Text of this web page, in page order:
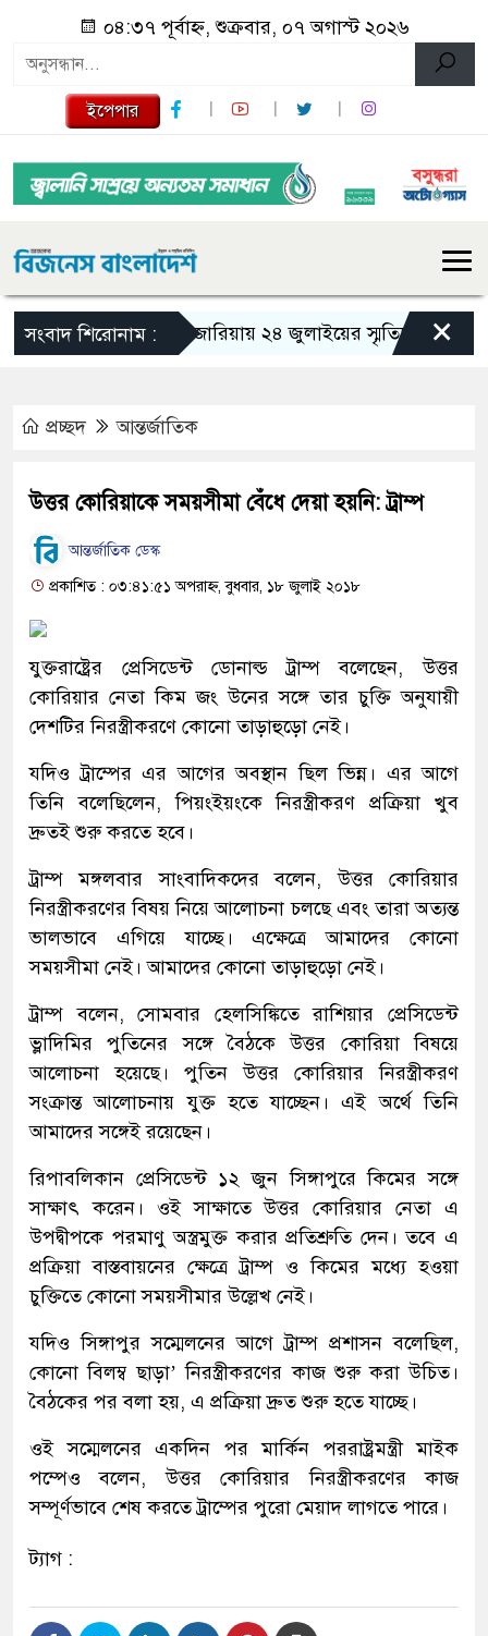
০৪:৩৭ পূর্বাহ্ন, শুক্রবার, ০৭ অগাস্ট ২০২৬
ইপেপার
সংবাদ শিরোনাম :গজারিয়ায় ২৪ জুলাইয়ের স্মৃতিচারণ: গুমের
×
প্রচ্ছদ আন্তর্জাতিক
উত্তর কোরিয়াকে সময়সীমা বেঁধে দেয়া হয়নি: ট্রাম্প
আন্তর্জাতিক ডেস্ক
প্রকাশিত : ০৩:৪১:৫১ অপরাহ্ন, বুধবার, ১৮ জুলাই ২০১৮
যুক্তরাষ্ট্রের প্রেসিডেন্ট ডোনাল্ড ট্রাম্প বলেছেন, উত্তর
কোরিয়ার নেতা কিম জং উনের সঙ্গে তার চুক্তি অনুযায়ী
দেশটির নিরস্ত্রীকরণে কোনো তাড়াহুড়ো নেই।
যদিও ট্রাম্পের এর আগের অবস্থান ছিল ভিন্ন। এর আগে
তিনি বলেছিলেন, পিয়ংইয়ংকে নিরস্ত্রীকরণ প্রক্রিয়া খুব
দ্রুতই শুরু করতে হবে।
ট্রাম্প মঙ্গলবার সাংবাদিকদের বলেন, উত্তর কোরিয়ার
নিরস্ত্রীকরণের বিষয় নিয়ে আলোচনা চলছে এবং তারা অত্যন্ত
ভালভাবে এগিয়ে যাচ্ছে। এক্ষেত্রে আমাদের কোনো
সময়সীমা নেই। আমাদের কোনো তাড়াহুড়ো নেই।
ট্রাম্প বলেন, সোমবার হেলসিঙ্কিতে রাশিয়ার প্রেসিডেন্ট
ভ্লাদিমির পুতিনের সঙ্গে বৈঠকে উত্তর কোরিয়া বিষয়ে
আলোচনা হয়েছে। পুতিন উত্তর কোরিয়ার নিরস্ত্রীকরণ
সংক্রান্ত আলোচনায় যুক্ত হতে যাচ্ছেন। এই অর্থে তিনি
আমাদের সঙ্গেই রয়েছেন।
রিপাবলিকান প্রেসিডেন্ট ১২ জুন সিঙ্গাপুরে কিমের সঙ্গে
সাক্ষাৎ করেন। ওই সাক্ষাতে উত্তর কোরিয়ার নেতা এ
উপদ্বীপকে পরমাণু অস্ত্রমুক্ত করার প্রতিশ্রুতি দেন। তবে এ
প্রক্রিয়া বাস্তবায়নের ক্ষেত্রে ট্রাম্প ও কিমের মধ্যে হওয়া
চুক্তিতে কোনো সময়সীমার উল্লেখ নেই।
যদিও সিঙ্গাপুর সম্মেলনের আগে ট্রাম্প প্রশাসন বলেছিল,
কোনো বিলম্ব ছাড়া’ নিরস্ত্রীকরণের কাজ শুরু করা উচিত।
বৈঠকের পর বলা হয়, এ প্রক্রিয়া দ্রুত শুরু হতে যাচ্ছে।
ওই সম্মেলনের একদিন পর মার্কিন পররাষ্ট্রমন্ত্রী মাইক
পম্পেও বলেন, উত্তর কোরিয়ার নিরস্ত্রীকরণের কাজ
সম্পূর্ণভাবে শেষ করতে ট্রাম্পের পুরো মেয়াদ লাগতে পারে।
ট্যাগ :